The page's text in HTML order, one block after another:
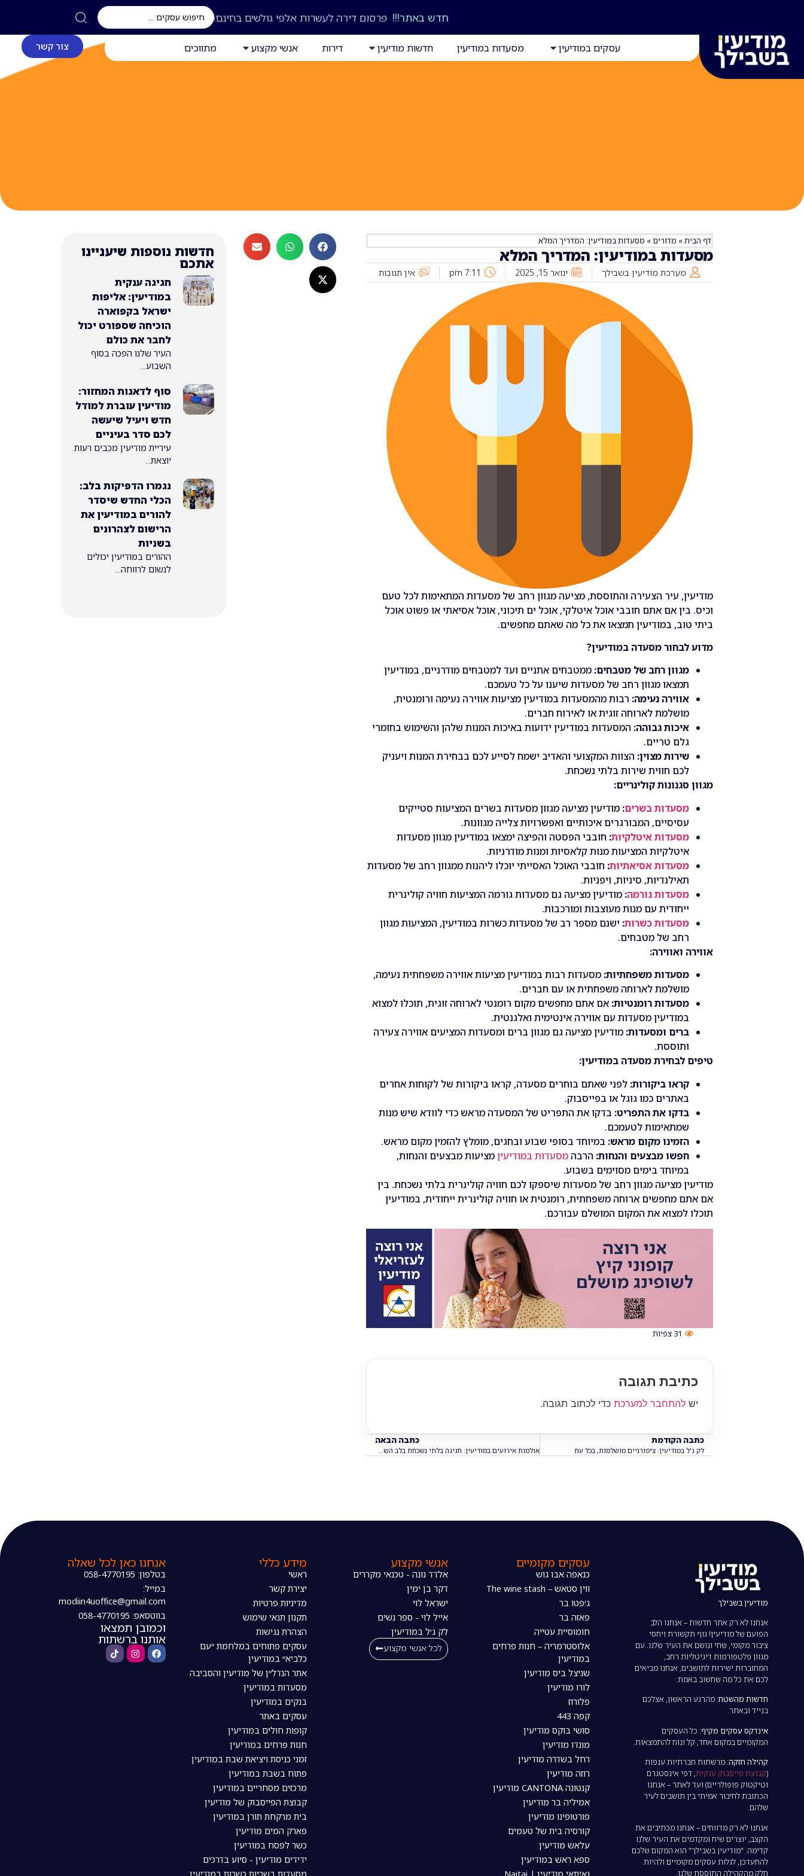
חדש באתר!!!פרסום דירה לעשרות אלפי גולשים בחינם!
עסקים במודיעין מסעדות במודיעין חדשות מודיעין דירות אנשי מקצוע מתווכים צור קשר
דף הבית» מדורים » מסעדות במודיעין: המדריך המלא
מסעדות במודיעין: המדריך המלא
מערכת מודיעין בשבילך ינואר 15, 2025 7:11 pm אין תגובות
מודיעין, עיר הצעירה והתוססת, מציעה מגוון רחב של מסעדות המתאימות לכל טעם
וכיס. בין אם אתם חובבי אוכל איטלקי, אוכל ים תיכוני, אוכל אסיאתי או פשוט אוכל
ביתי טוב, במודיעין תמצאו את כל מה שאתם מחפשים.
מדוע לבחור מסעדה במודיעין?
מגוון רחב של מטבחים: ממטבחים אתניים ועד למטבחים מודרניים, במודיעין
תמצאו מגוון רחב של מסעדות שיענו על כל טעמכם.
אווירה נעימה: רבות מהמסעדות במודיעין מציעות אווירה נעימה ורומנטית,
מושלמת לארוחה זוגית או לאירוח חברים.
איכות גבוהה: המסעדות במודיעין ידועות באיכות המנות שלהן והשימוש בחומרי
גלם טריים.
שירות מצוין: הצוות המקצועי והאדיב ישמח לסייע לכם בבחירת המנות ויעניק
לכם חווית שירות בלתי נשכחת.
מגוון סגנונות קולינריים:
מסעדות בשרים: מודיעין מציעה מגוון מסעדות בשרים המציעות סטייקים
עסיסיים, המבורגרים איכותיים ואפשרויות צלייה מגוונות.
מסעדות איטלקיות: חובבי הפסטה והפיצה ימצאו במודיעין מגוון מסעדות
איטלקיות המציעות מנות קלאסיות ומנות מודרניות.
מסעדות אסיאתיות: חובבי האוכל האסייתי יוכלו ליהנות ממגוון רחב של מסעדות
תאילנדיות, סיניות, ויפניות.
מסעדות גורמה: מודיעין מציעה גם מסעדות גורמה המציעות חוויה קולינרית
ייחודית עם מנות מעוצבות ומורכבות.
מסעדות כשרות: ישנם מספר רב של מסעדות כשרות במודיעין, המציעות מגוון
רחב של מטבחים.
אווירה ואווירה:
מסעדות משפחתיות: מסעדות רבות במודיעין מציעות אווירה משפחתית נעימה,
מושלמת לארוחה משפחתית או עם חברים.
מסעדות רומנטיות: אם אתם מחפשים מקום רומנטי לארוחה זוגית, תוכלו למצוא
במודיעין מסעדות עם אווירה אינטימית ואלגנטית.
ברים ומסעדות: מודיעין מציעה גם מגוון ברים ומסעדות המציעים אווירה צעירה
ותוססת.
טיפים לבחירת מסעדה במודיעין:
קראו ביקורות: לפני שאתם בוחרים מסעדה, קראו ביקורות של לקוחות אחרים
באתרים כמו גוגל או בפייסבוק.
בדקו את התפריט: בדקו את התפריט של המסעדה מראש כדי לוודא שיש מנות
שמתאימות לטעמכם.
הזמינו מקום מראש: במיוחד בסופי שבוע ובחגים, מומלץ להזמין מקום מראש.
חפשו מבצעים והנחות: הרבהמסעדות במודיעיןמציעות מבצעים והנחות,
במיוחד בימים מסוימים בשבוע.
מודיעין מציעה מגוון רחב של מסעדות שיספקו לכם חוויה קולינרית בלתי נשכחת. בין
אם אתם מחפשים ארוחה משפחתית, רומנטית או חוויה קולינרית ייחודית, במודיעין
תוכלו למצוא את המקום המושלם עבורכם.
31 צפיות
כתיבת תגובה
יש להתחבר למערכת כדי לכתוב תגובה.
כתבה הקודמת
לק ג'ל במודיעין: ציפורניים מושלמות, בכל עת
כתבה הבאה
אולמות אירועים במודיעין: חגיגה בלתי נשכחת בלב השפלה
חדשות נוספות שיעניינו
אתכם
חגיגה ענקית
במודיעין: אליפות
ישראל בקפוארה
הוכיחה שספורט יכול
לחבר את כולם
העיר שלנו הפכה בסוף
השבוע...
סוף לדאגות המחזור:
מודיעין עוברת למודל
חדש ויעיל שיעשה
לכם סדר בעיניים
עיריית מודיעין מכבים רעות
יוצאת...
נגמרו הדפיקות בלב:
הכלי החדש שיסדר
להורים במודיעין את
הרישום לצהרונים
בשניות
ההורים במודיעין יכולים
לנשום לרווחה...
מודיעין בשבילך
אנחנו לא רק אתר חדשות – אנחנו הלב
הפועם של מודיעין! גוף תקשורת ויחסי
ציבור מקומי, שחי ונושם את העיר שלנו. עם
מגוון פלטפורמות דיגיטליות רחב,
המחוברות ישירות לתושבים, אנחנו מביאים
לכם את כל מה שחשוב באמת:
חדשות מהשטח: מהרגע הראשון, אצלכם
בנייד ובאתר.
אינדקס עסקים מקיף: כל העסקים
המקומיים במקום אחד, קל ונוח להתמצאות.
קהילה חזקה: מרשתות חברתיות ענפות
(קבוצת פייסבוק ענקית, דפי אינסטגרם
וטיקטוק פופולריים) ועד לאתר – אנחנו
הכתובת לחיבור אמיתי בין תושבים לעיר
שלהם.
אנחנו לא רק מדווחים – אנחנו מכתיבים את
הקצב, יוצרים שיח ומקדמים את העיר שלנו
קדימה. "מודיעין בשבילך" הוא המקום שלכם
להתעדכן, לגלות עסקים מקומיים ולהיות
חלק מהקהילה התוססת שלנו.
עסקים מקומיים
כנאפה אבו גוש
ווין סטאש – The wine stash
ג׳פטו בר
פאזה בר
חומוסיית עטייה
אלוסטרמריה – חנות פרחים
במודיעין
שניצל ביס מודיעין
לורו מודיעין
פלורוז
קפה 443
סושי בוקס מודיעין
מונדו מודיעין
רחל בשדרה מודיעין
רוזה מודיעין
קנטונה CANTONA מודיעין
אמיליה בר מודיעין
פורטופינו מודיעין
קורסיה בית של טעמים
עלאש מודיעין
ספא ראש במודיעין
אנשי מקצוע
אלדד נונה - טכנאי מקררים
דקר בן ימין
ישראל לוי
אייל לוי - ספר נשים
לק ג׳ל במודיעין
לכל אנשי מקצוע
מידע כללי
ראשי
יצירת קשר
מדיניות פרטיות
תקנון תנאי שימוש
הצהרת נגישות
עסקים פתוחים במלחמת ״עם
כלביא״ במודיעין
אתר הנדל״ן של מודיעין והסביבה
מסעדות במודיעין
בנקים במודיעין
עסקים באתר
קופות חולים במודיעין
חנות פרחים במודיעין
זמני כניסת ויציאת שבת במודיעין
פתוח בשבת במודיעין
מרכזים מסחריים במודיעין
קבוצת הפייסבוק של מודיעין
בית מרקחת תורן במודיעין
פארק המים מודיעין
כשר לפסח במודיעין
ידידים מודיעין - סיוע בדרכים
אנחנו כאן לכל שאלה
בטלפון: 058-4770195
במייל:
modiin4uoffice@gmail.com
בווטסאפ: 058-4770195
וכמובן תמצאו
אותנו ברשתות